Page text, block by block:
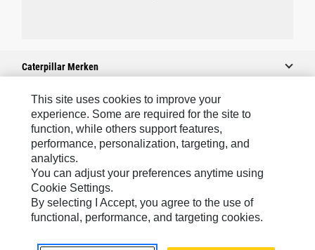
Caterpillar Merken
Caterpillar.com
Contact Caterpillar
Mijn Marketingvoorkeuren
Site Map
Cookie Settings
This site uses cookies to improve your
experience. Some are required for the site to
function, while others support features,
performance, personalization, targeting, and
analytics.
You can adjust your preferences anytime using
Cookie Settings.
By selecting I Accept, you agree to the use of
functional, performance, and targeting cookies.